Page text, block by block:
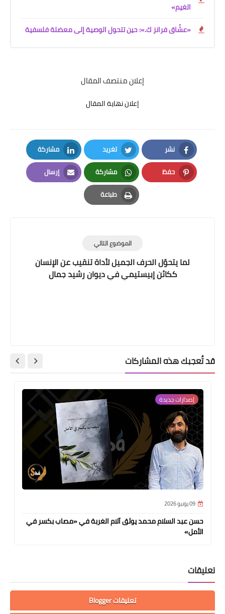
الغيم»
«عشّاق فرانز ك.»: حين تتحول الوصية إلى معضلة فلسفية
إعلان منتصف المقال
إعلان نهاية المقال
نشر
Facebook
تغريد
Twitter
مشاركة
LinkedIn
حفظ
Pinterest
مشاركة
Whatsapp
إرسال
Email
طباعة
Print
الموضوع التالي
لما يتحوّل الحرف الجميل لأداة تنقيب عن الإنسان
ككائن إبيستيمي في ديوان رشيد جمال
قد تُعجبك هذه المشاركات
إصدارات جديدة
09 يونيو 2026
حسن عبد السلام محمد يوثق آلام الغربة في «مصاب بكسر في
الأمل»
تعليقات
تعليقات Blogger